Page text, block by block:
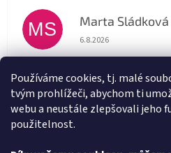
Používáme cookies, tj. malé
tvým prohlížeči, abychom ti
webu a neustále zlepšovali jeho
použitelnost.
MS Marta Sládková
Hodnocení obchodu
6.8.2026
AT Alena Trchova
Hodnocení obchodu
5.8.2026